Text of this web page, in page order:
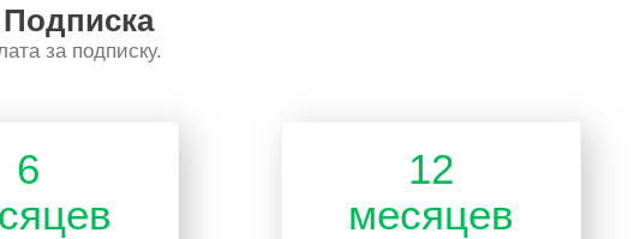
за подписку.
6
12
месяцев